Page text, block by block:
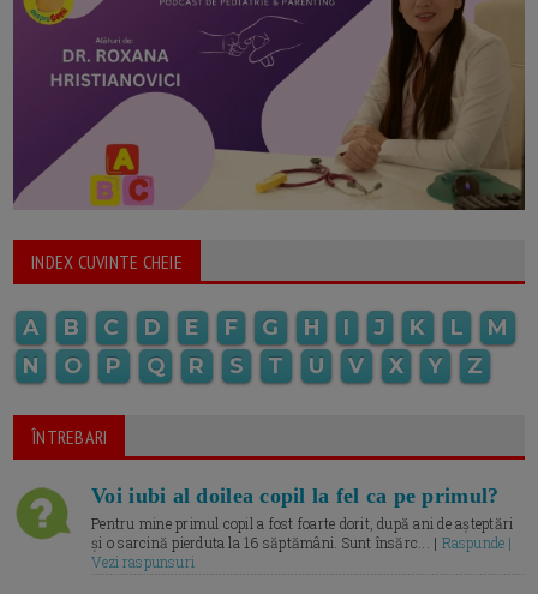
INDEX CUVINTE CHEIE
A B C D E F G H I J K L
M
N
O P Q R S T U V X Y Z
ÎNTREBARI
Voi iubi al doilea copil la fel ca pe primul?
Pentru mine primul copil a fost foarte dorit, după ani de așteptări
și o sarcină pierduta la 16 săptămâni. Sunt însărc... | Raspunde |
Vezi raspunsuri